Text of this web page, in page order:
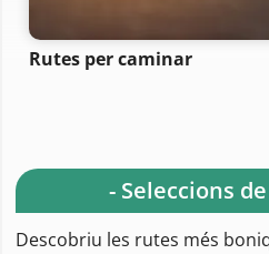
Rutes per caminar
- Seleccions
Descobriu les rutes més